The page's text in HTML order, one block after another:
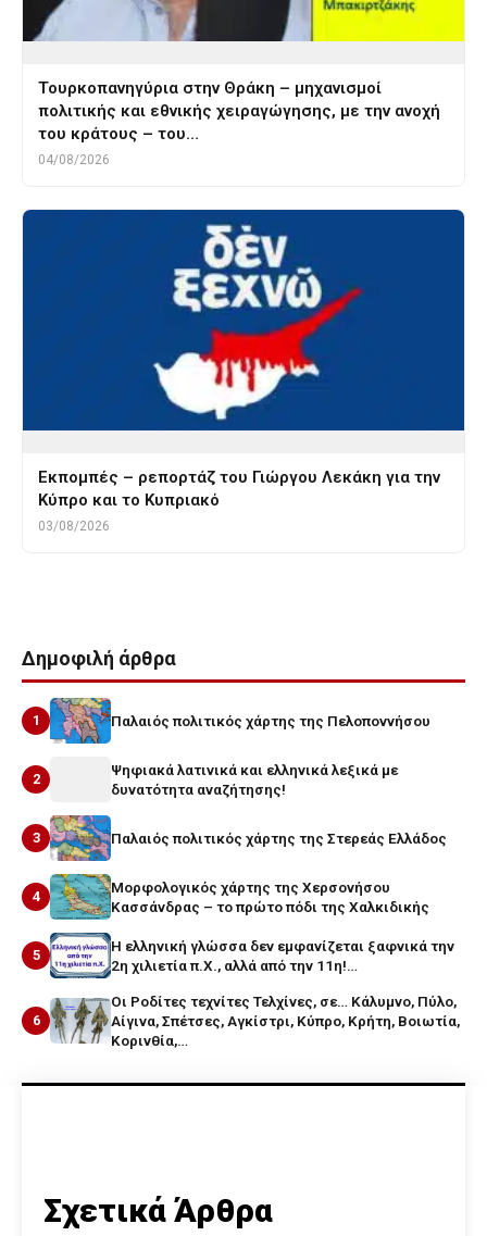
Τουρκοπανηγύρια στην Θράκη – μηχανισμοί
πολιτικής και εθνικής χειραγώγησης, με την ανοχή
του κράτους – του…
04/08/2026
Εκπομπές – ρεπορτάζ του Γιώργου Λεκάκη για την
Κύπρο και το Κυπριακό
03/08/2026
Δημοφιλή άρθρα
1 Παλαιός πολιτικός χάρτης της Πελοποννήσου
2
Ψηφιακά λατινικά και ελληνικά λεξικά με
δυνατότητα αναζήτησης!
3 Παλαιός πολιτικός χάρτης της Στερεάς Ελλάδος
4
Μορφολογικός χάρτης της Χερσονήσου
Κασσάνδρας – το πρώτο πόδι της Χαλκιδικής
5
Η ελληνική γλώσσα δεν εμφανίζεται ξαφνικά την
2η χιλιετία π.Χ., αλλά από την 11η!…
6
Οι Ροδίτες τεχνίτες Τελχίνες, σε… Κάλυμνο, Πύλο,
Αίγινα, Σπέτσες, Αγκίστρι, Κύπρο, Κρήτη, Βοιωτία,
Κορινθία,…
Σχετικά Άρθρα